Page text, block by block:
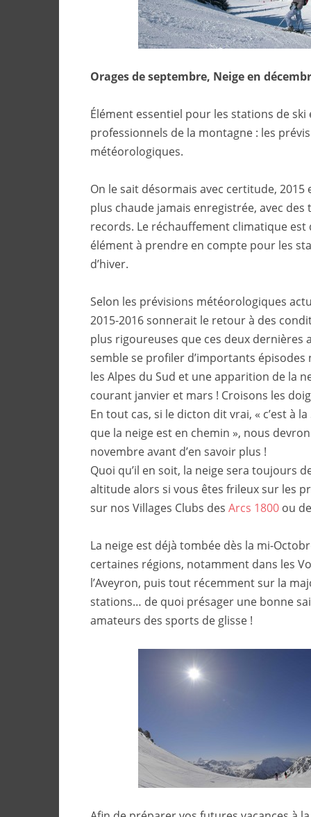
Orages de septembre, Neige en
Élément essentiel pour les stations de ski
professionnels de la montagne : les
météorologiques.
On le sait désormais avec certitude, 2015
plus chaude jamais enregistrée, avec
records. Le réchauffement climatique est
élément à prendre en compte pour les
d’hiver.
Selon les prévisions météorologiques
2015-2016 sonnerait le retour à des
plus rigoureuses que ces deux dernières
semble se profiler d’importants épisodes
les Alpes du Sud et une apparition de la
courant janvier et mars ! Croisons les
En tout cas, si le dicton dit vrai, « c’est à
que la neige est en chemin », nous
novembre avant d’en savoir plus !
Quoi qu’il en soit, la neige sera toujours
altitude alors si vous êtes frileux sur les
sur nos Villages Clubs des Arcs 1800 ou
La neige est déjà tombée dès la mi-
certaines régions, notamment dans les
l’Aveyron, puis tout récemment sur la
stations… de quoi présager une bonne
amateurs des sports de glisse !